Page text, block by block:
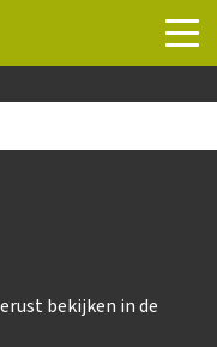
bekijken in de